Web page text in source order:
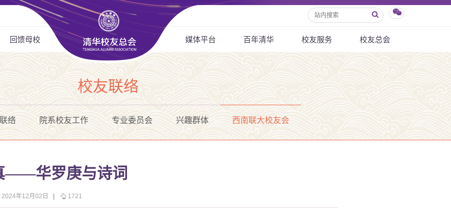
回馈母校 媒体平台 百年清华 校友服务 校友总会
校友联络
络 院系校友工作 专业委员会 兴趣群体 西南联大校友会
——华罗庚与诗词
年12月02日 1721